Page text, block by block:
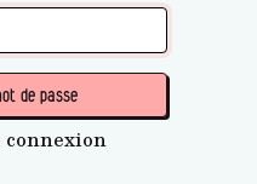
de passe